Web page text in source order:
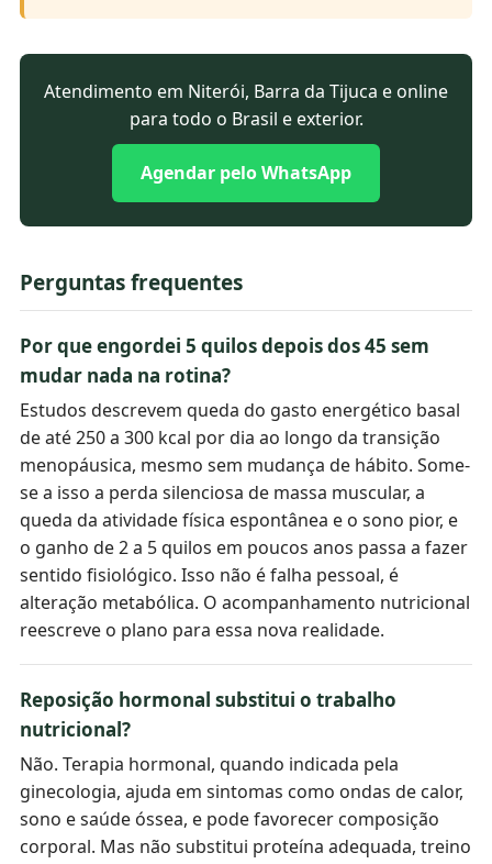
Atendimento em Niterói, Barra da Tijuca e online
para todo o Brasil e exterior.
Agendar pelo WhatsApp
Perguntas frequentes
Por que engordei 5 quilos depois dos 45 sem
mudar nada na rotina?
Estudos descrevem queda do gasto energético basal
de até 250 a 300 kcal por dia ao longo da transição
menopáusica, mesmo sem mudança de hábito. Some-
se a isso a perda silenciosa de massa muscular, a
queda da atividade física espontânea e o sono pior, e
o ganho de 2 a 5 quilos em poucos anos passa a fazer
sentido fisiológico. Isso não é falha pessoal, é
alteração metabólica. O acompanhamento nutricional
reescreve o plano para essa nova realidade.
Reposição hormonal substitui o trabalho
nutricional?
Não. Terapia hormonal, quando indicada pela
ginecologia, ajuda em sintomas como ondas de calor,
sono e saúde óssea, e pode favorecer composição
corporal. Mas não substitui proteína adequada, treino